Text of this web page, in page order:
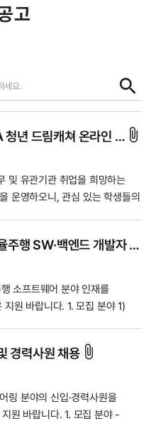
고
[한국에너지공단] 2026 KEA 청년 드림캐쳐 온라인 취업교육 안내 (교육비 무료) attach_file
및 유관기관 취업을 희망하는
운영하오니, 관심 있는 학생들의
러닝 교육 -교육 입과 후 14일
내용 -NCS 이해 및 면접
이해 -에너지 수요관리 정책
-수소에너지 전환과 에너지 안보
-KEA 청년 드림캐쳐 홈페이지
료 후 발급됩니다. ※ 1:1 취업
다. ※ 자세한 사항은 첨부된
니다.
[RideFlux] 라이드플럭스 자율주행 SW·백엔드 개발자 채용 안내 (정규직, 채용연계형 인턴)
소프트웨어 분야 인재를
원 바랍니다. 1. 모집 분야 1)
SW Engineer > 링크 -
채용 홈페이지에서
마감일 미표기 ※ 지원 전 채용
확인하시기 바랍니다. ※ 채용이
경력사원 채용attach_file
링 분야의 신입·경력사원을
원 바랍니다. 1. 모집 분야 -